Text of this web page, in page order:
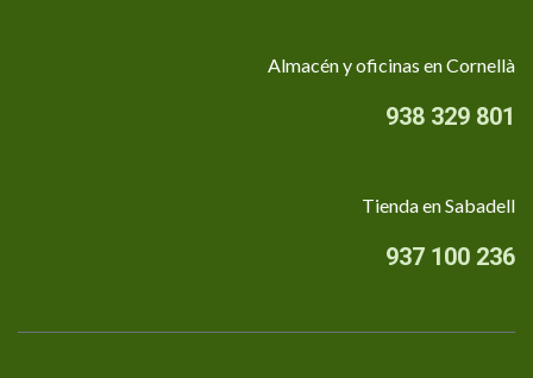
Almacén y oficinas en Cornellà
938 329 801
Tienda en Sabadell
937 100 236